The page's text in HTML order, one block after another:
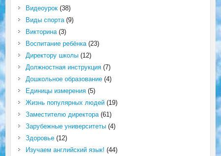
Видеоурок(38)
Виды спорта(9)
Викторина(3)
Воспитание ребёнка(23)
Директору школы(12)
Должностная инструкция(7)
Дошкольное образование(4)
Единицы измерения(5)
Жизнь популярных людей(19)
Заместителю директора(61)
Зарубежные университеты(4)
Здоровье(12)
Изучаем английский язык! (44)